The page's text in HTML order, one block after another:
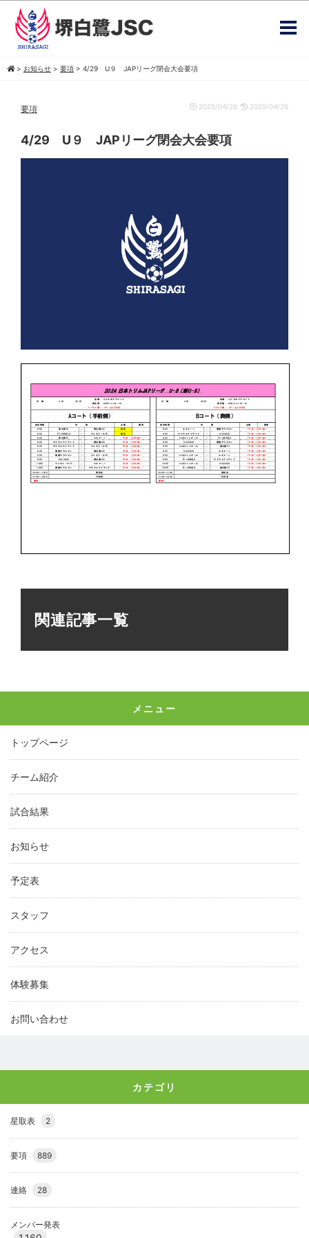
> お知らせ > 要項 > 4/29 U９ JAPリーグ閉会大会要項
要項 2025/04/26 2025/04/26
4/29 U９ JAPリーグ閉会大会要項
関連記事一覧
メニュー
トップページ
チーム紹介
試合結果
お知らせ
予定表
スタッフ
アクセス
体験募集
お問い合わせ
カテゴリ
星取表 2
要項 889
連絡 28
メンバー発表